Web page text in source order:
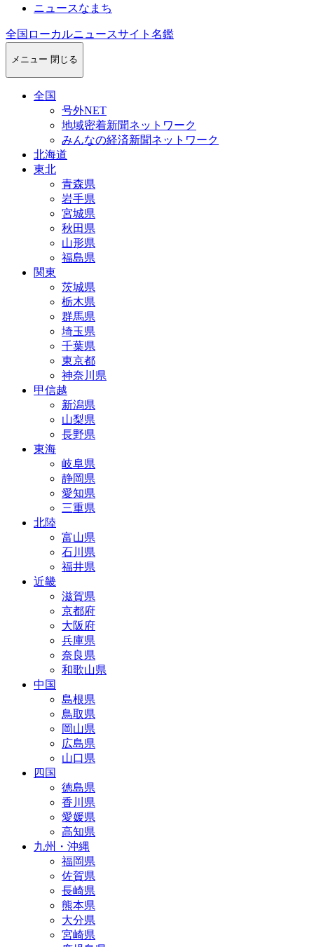
ニュースなまち
全国ローカルニュースサイト名鑑
メニュー 閉じる
全国
号外NET
地域密着新聞ネットワーク
みんなの経済新聞ネットワーク
北海道
東北
青森県
岩手県
宮城県
秋田県
山形県
福島県
関東
茨城県
栃木県
群馬県
埼玉県
千葉県
東京都
神奈川県
甲信越
新潟県
山梨県
長野県
東海
岐阜県
静岡県
愛知県
三重県
北陸
富山県
石川県
福井県
近畿
滋賀県
京都府
大阪府
兵庫県
奈良県
和歌山県
中国
島根県
鳥取県
岡山県
広島県
山口県
四国
徳島県
香川県
愛媛県
高知県
九州・沖縄
福岡県
佐賀県
長崎県
熊本県
大分県
宮崎県